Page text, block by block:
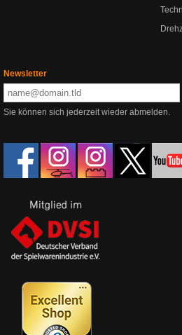
Newsletter
Sie können sich jederzeit wieder abmelden.